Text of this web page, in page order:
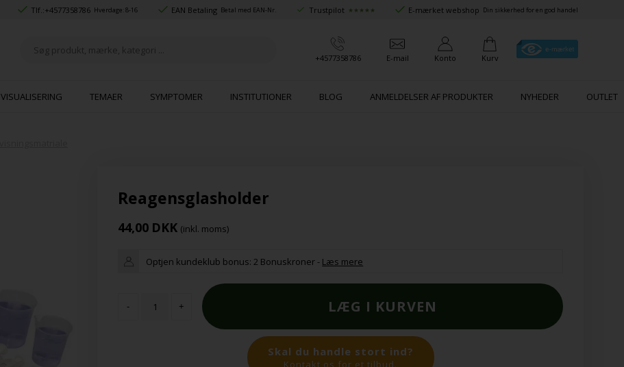
Tlf.:+4577358786 Hverdage: 8-16 EAN Betaling Betal med EAN-Nr. Trustpilot ★★★★★ E-mærket webshop Din sikkerhed for en god handel
+4577358786 E-mail Konto Kurv
VISUALISERING TEMAER SYMPTOMER INSTITUTIONER BLOG ANMELDELSER AF PRODUKTER NYHEDER OUTLET
Reagensglasholder
44,00 DKK (inkl. moms)
Optjen kundeklub bonus: 2 Bonuskroner - Læs mere
- +
Skal du handle stort ind?
Kontakt os for et tilbud.